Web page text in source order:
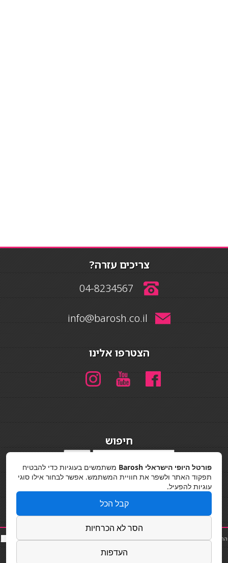
צריכים עזרה?
04-8234567
info@barosh.co.il
הצטרפו אלינו
חיפוש
מדיניות פרטיות
החלקות שיער|תאורה לבית|פאות ותוספות שיער|נייל סטודיו|תוספות שיער|שף פרטי|כ
סאות
פורטל היופי הישראלי Barosh
משתמשים בעוגיות כדי להבטיח
תפקוד האתר ולשפר את חוויית המשתמש. אפשר לבחור אילו סוגי
עוגיות להפעיל.
קבל הכל
הסר לא הכרחיות
העדפות